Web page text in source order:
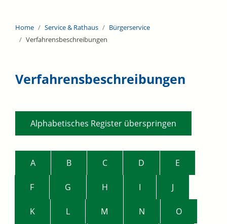
Home Service & Rathaus
Bürgerservice
Verfahrensbeschreibungen
Verfahrensbeschreibungen
Alphabetisches Register überspringen
A B C D E
F G H I J
K L M N O